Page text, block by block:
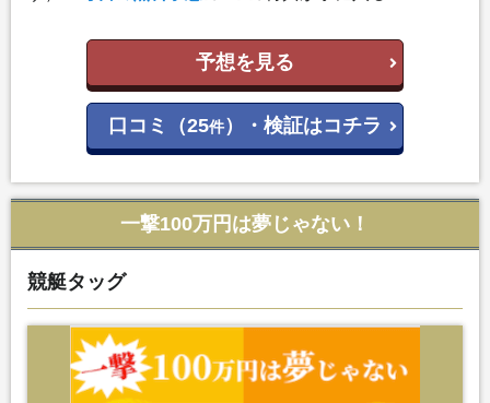
予想を見る
口コミ（25件）・検証はコチラ
一撃100万円は夢じゃない！
競艇タッグ